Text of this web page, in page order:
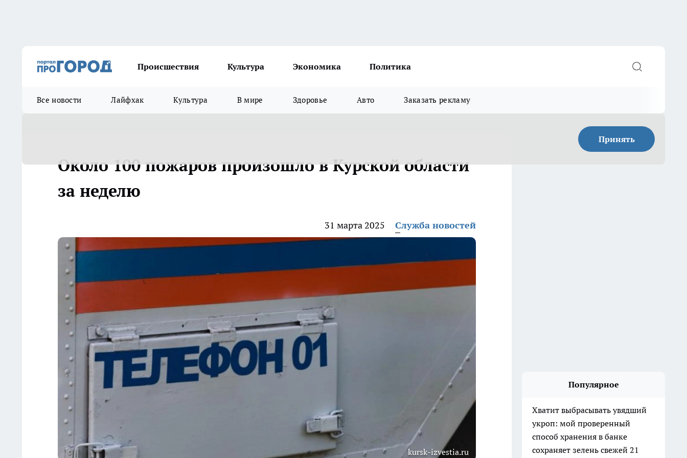
Происшествия Культура Экономика Политика
Все новости Лайфхак Культура В мире Здоровье Авто Заказать рекламу
Принять
Около 100 пожаров произошло в Курской области
за неделю
31 марта 2025 Служба новостей
kursk-izvestia.ru
Популярное
Хватит выбрасывать увядший
укроп: мой проверенный
способ хранения в банке
сохраняет зелень свежей 21